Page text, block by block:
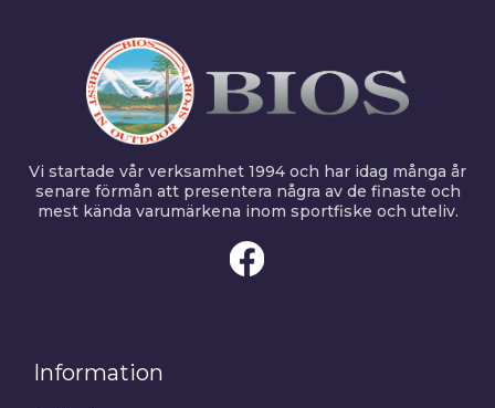
Vi startade vår verksamhet 1994 och har idag många år
senare förmån att presentera några av de finaste och
mest kända varumärkena inom sportfiske och uteliv.
Information